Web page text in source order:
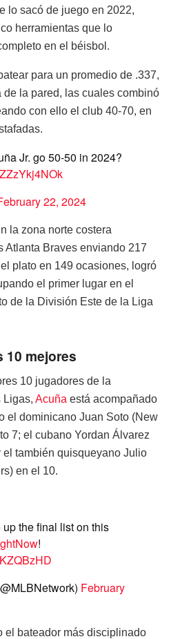
lo sacó de juego en 2022,
herramientas que lo
en el béisbol.
para un promedio de .337,
la pared, las cuales combinó
con ello el club 40-70, en
Jr. go 50-50 in 2024?
22, 2024
la zona norte costera
Atlanta Braves enviando 217
plato en 149 ocasiones, logró
el primer lugar en el
de la División Este de la Liga
10 mejores
10 jugadores de la
Ligas, Acuña está acompañado
el dominicano Juan Soto (New
7; el cubano Yordan Álvarez
el también quisqueyano Julio
en el 10.
the final list on this
!
February
el bateador más disciplinado